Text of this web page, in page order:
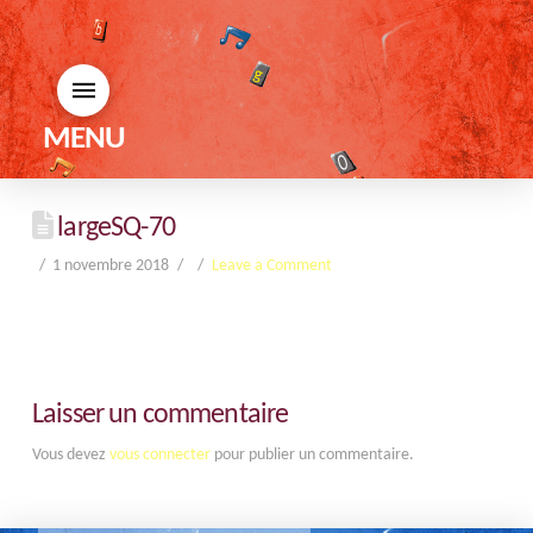
MENU
largeSQ-70
1 novembre 2018 Leave a Comment
Laisser un commentaire
Vous devez vous connecterpour publier un commentaire.